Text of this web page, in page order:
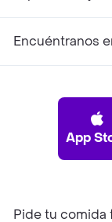
Encuéntranos
App
Pide tu comida